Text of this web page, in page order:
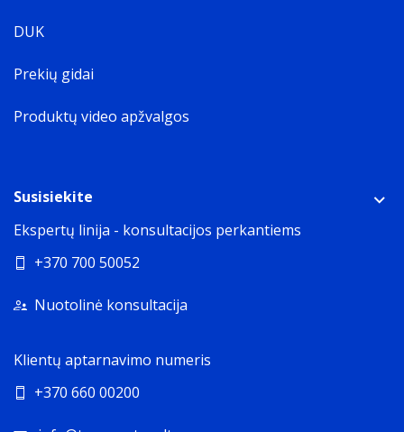
DUK
Prekių gidai
Produktų video apžvalgos
Susisiekite
Ekspertų linija - konsultacijos perkantiems
+370 700 50052
Nuotolinė konsultacija
Klientų aptarnavimo numeris
+370 660 00200